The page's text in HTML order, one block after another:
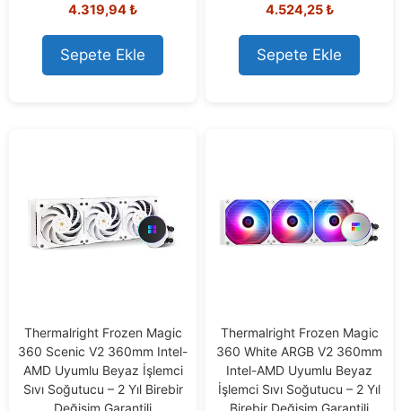
0
o
u
t
o
f
4.319,94₺
Sepete Ekle
0
o
u
t
o
f
4.524,25₺
Sepete Ekle
Thermalright Frozen Magic
360 Scenic V2 360mm Intel-
AMD Uyumlu Beyaz İşlemci
Sıvı Soğutucu – 2 Yıl Birebir
Thermalright Frozen Magic
360 White ARGB V2 360mm
Intel-AMD Uyumlu Beyaz
İşlemci Sıvı Soğutucu – 2 Yıl